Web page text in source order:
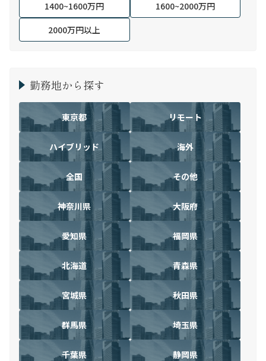
1400~1600万円
1600~2000万円
2000万円以上
勤務地から探す
東京都 リモート
ハイブリッド 海外
全国 その他
神奈川県 大阪府
愛知県 福岡県
北海道 青森県
宮城県 秋田県
群馬県 埼玉県
千葉県 静岡県